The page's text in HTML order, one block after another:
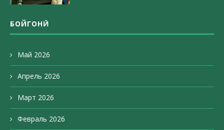
БОЙГОНӢ
Май 2026
Апрель 2026
Март 2026
Февраль 2026